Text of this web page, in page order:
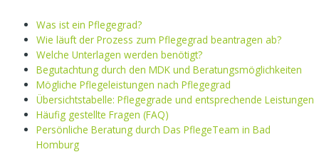
Was ist ein Pflegegrad?
Wie läuft der Prozess zum Pflegegrad beantragen ab?
Welche Unterlagen werden benötigt?
Begutachtung durch den MDK und Beratungsmöglichkeiten
Mögliche Pflegeleistungen nach Pflegegrad
Übersichtstabelle: Pflegegrade und entsprechende Leistungen
Häufig gestellte Fragen (FAQ)
Persönliche Beratung durch Das PflegeTeam in Bad
Homburg